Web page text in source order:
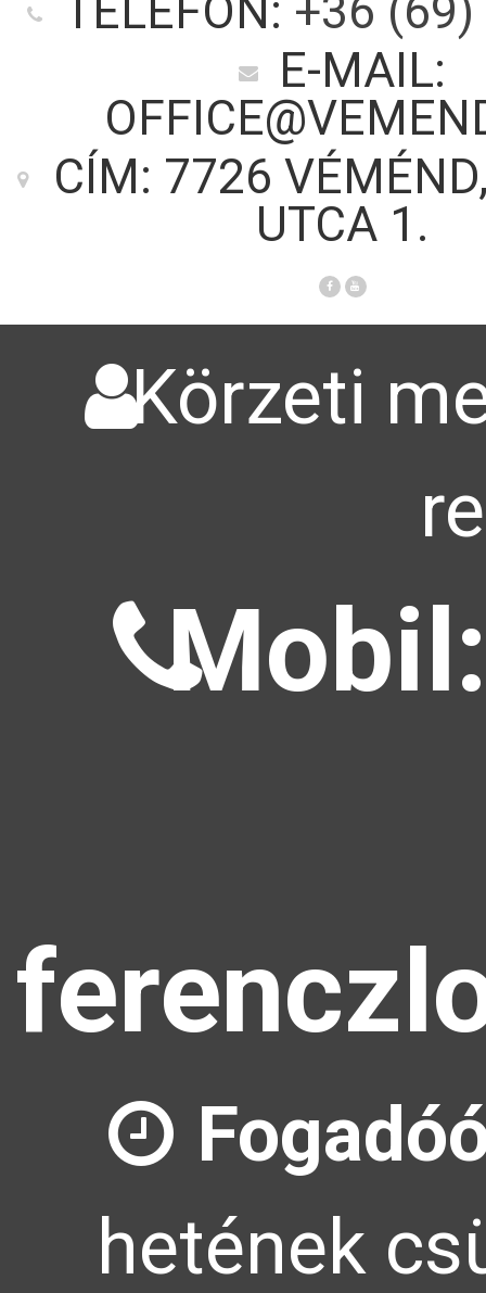
TELEFON: +36
E-MAIL:
CÍM: 7726
UTCA 1.
Körzeti
hetének